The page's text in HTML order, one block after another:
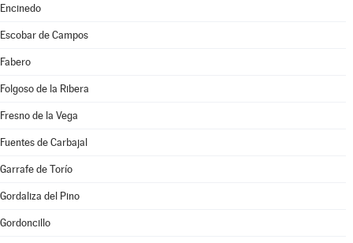
Encinedo
Escobar de Campos
Fabero
Folgoso de la Ribera
Fresno de la Vega
Fuentes de Carbajal
Garrafe de Torío
Gordaliza del Pino
Gordoncillo